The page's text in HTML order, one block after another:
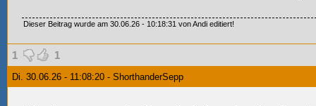
Dieser Beitrag wurde am 30.06.26 - 10:18:31 von Andi editiert!
1 1
Di. 30.06.26 - 11:08:20 - ShorthanderSepp